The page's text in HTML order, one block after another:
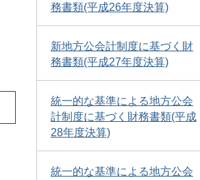
務書類(平成26年度決算)
新地方公会計制度に基づく財
務書類(平成27年度決算)
統一的な基準による地方公会
計制度に基づく財務書類(平成
28年度決算)
統一的な基準による地方公会